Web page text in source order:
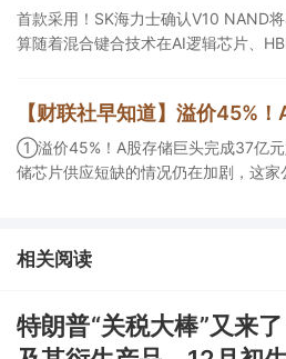
首款采用！SK海力士确认V10 NAND
算随着混合键合技术在AI逻辑芯片、
比重约为2%。
①溢价45%！A股存储巨头完成37亿元
储芯片供应短缺的情况仍在加剧，这
基础设施，机构称AI算力需求爆发倒逼
司的电线电缆已供货给算力数据中心； ③这家公司在手订单充裕，
相关阅读
特朗普“关税大棒”又来